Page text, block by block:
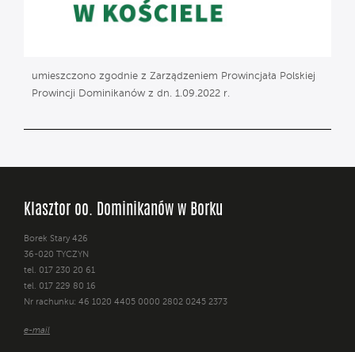
umieszczono zgodnie z Zarządzeniem Prowincjała Polskiej
Prowincji Dominikanów z dn. 1.09.2022 r.
Klasztor oo. Dominikanów w Borku
Borek Stary 426
36-020 TYCZYN
tel. 017 230 20 61
tel. 017 229 80 16
Nr rachunku: 46 1020 4405 0000 2802 0245 2373
e-mail